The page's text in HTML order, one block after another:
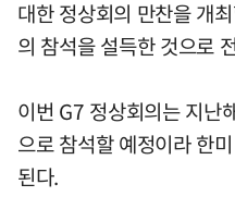
대한 정상회의 만찬을 개
의 참석을 설득한 것으로
이번 G7 정상회의는 지난
으로 참석할 예정이라 한
된다.